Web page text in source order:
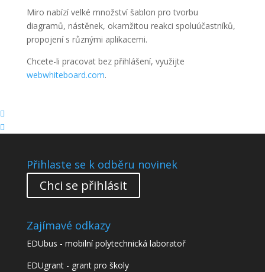
Miro nabízí velké množství šablon pro tvorbu
diagramů, nástěnek, okamžitou reakci spoluúčastníků,
propojení s různými aplikacemi.
Chcete-li pracovat bez přihlášení, využijte
webwhiteboard.com.


Přihlaste se k odběru novinek
Chci se přihlásit
Zajímavé odkazy
EDUbus - mobilní polytechnická laboratoř
EDUgrant - grant pro školy